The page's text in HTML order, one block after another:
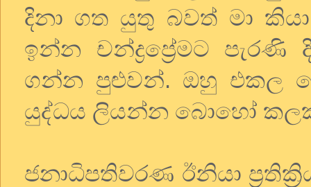
දිනා ගත යුතු බවත් මා
ඉන්න චන්ද්‍රප්‍රේමට
ගන්න පුළුවන්. ඔහු එකල
යුද්ධය ලියන්න බොහෝ
ජනාධිපතිවරණ ඊනියා